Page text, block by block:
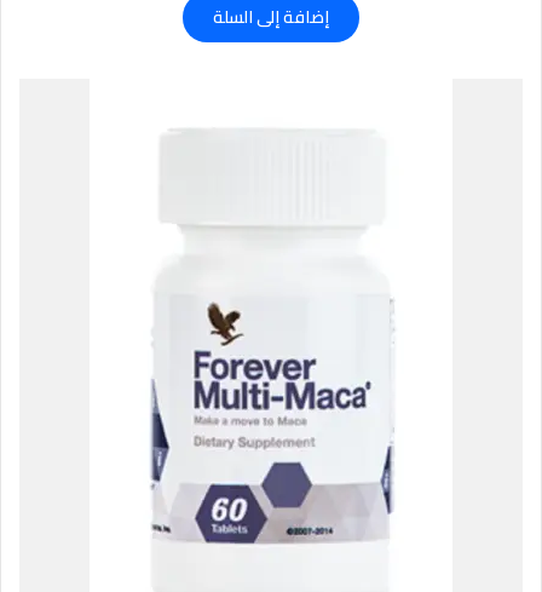
إضافة إلى السلة